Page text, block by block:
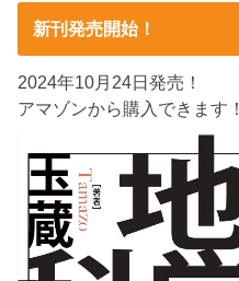
新刊発売開始！
2024年10月24日発売！
アマゾンから購入できます！